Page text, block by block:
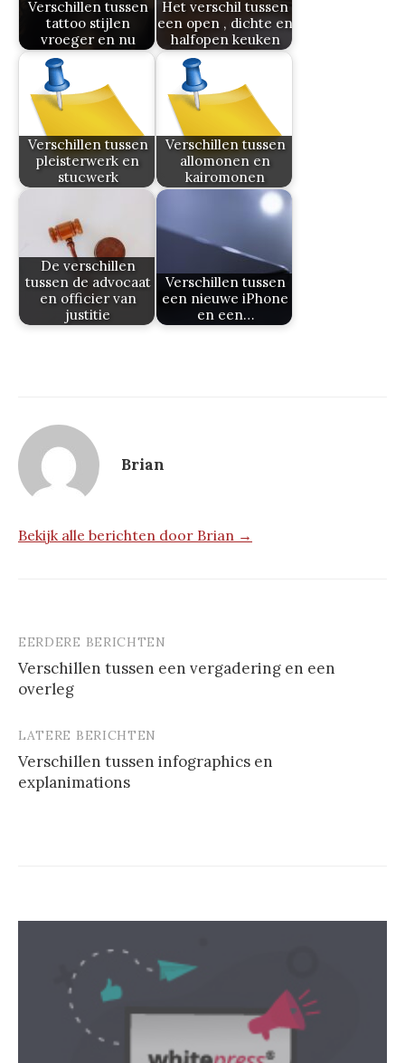
Verschillen tussen
tattoo stijlen
vroeger en nu
Het verschil tussen
een open , dichte en
halfopen keuken
Verschillen tussen
pleisterwerk en
stucwerk
Verschillen tussen
allomonen en
kairomonen
De verschillen
tussen de advocaat
en officier van
justitie
Verschillen tussen
een nieuwe iPhone
en een…
Brian
Bekijk alle berichten door Brian →
Berichtnavigatie
EERDERE BERICHTEN
Verschillen tussen een vergadering en een
overleg
LATERE BERICHTEN
Verschillen tussen infographics en
explanimations